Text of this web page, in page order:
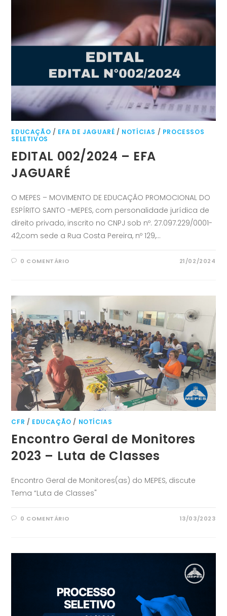
EDUCAÇÃO / EFA DE JAGUARÉ / NOTÍCIAS / PROCESSOS
SELETIVOS
EDITAL 002/2024 – EFA
JAGUARÉ
O MEPES – MOVIMENTO DE EDUCAÇÃO PROMOCIONAL DO
ESPÍRITO SANTO -MEPES, com personalidade jurídica de
direito privado, inscrito no CNPJ sob nº. 27.097.229/0001-
42,com sede a Rua Costa Pereira, nº 129,…
0 COMENTÁRIO 21/02/2024
CFR / EDUCAÇÃO / NOTÍCIAS
Encontro Geral de Monitores
2023 – Luta de Classes
Encontro Geral de Monitores(as) do MEPES, discute
Tema “Luta de Classes"
0 COMENTÁRIO 13/03/2023